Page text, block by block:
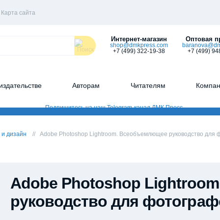
Карта сайта
Интернет-магазин
shop@dmkpress.com
+7 (499) 322-19-38
Оптовая
+7 (499)
Авторам Читателям
дизайн Adobe Photoshop Lightroom. Всеобъемлющее руководство для
Adobe Photoshop
руководство для